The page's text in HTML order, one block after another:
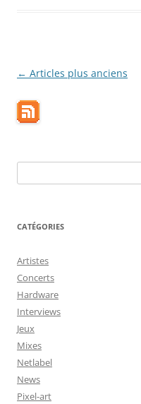
Navigation
articles
← Articles plus anciens
CATÉGORIES
Artistes
Concerts
Hardware
Interviews
Jeux
Mixes
Netlabel
News
Pixel-art